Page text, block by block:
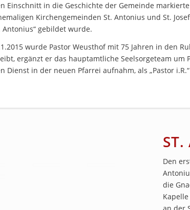
Einschnitt in die Geschichte der Gemeinde
Kirchengemeinden St. Antonius und St.
Antonius“ gebildet wurde.
wurde Pastor Weusthof mit 75 Jahren in den
ergänzt er das hauptamtliche Seelsorgeteam um
Dienst in der neuen Pfarrei aufnahm, als „Pastor i.R.“
Den
die